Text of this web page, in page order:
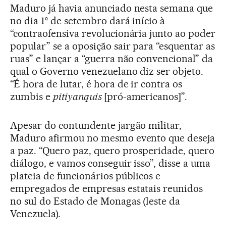
Maduro já havia anunciado nesta semana que
no dia 1º de setembro dará início à
“contraofensiva revolucionária junto ao poder
popular” se a oposição sair para “esquentar as
ruas” e lançar a “guerra não convencional” da
qual o Governo venezuelano diz ser objeto.
“É hora de lutar, é hora de ir contra os
zumbis e pitiyanquis [pró-americanos]”.
Apesar do contundente jargão militar,
Maduro afirmou no mesmo evento que deseja
a paz. “Quero paz, quero prosperidade, quero
diálogo, e vamos conseguir isso”, disse a uma
plateia de funcionários públicos e
empregados de empresas estatais reunidos
no sul do Estado de Monagas (leste da
Venezuela).